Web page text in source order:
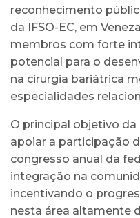
reconhecimento
da IFSO-EC, em
membros com forte
potencial para o
na cirurgia bariátrica
especialidades
O principal objetivo da
apoiar a participação
congresso anual da
integração na
incentivando o
nesta área altamente